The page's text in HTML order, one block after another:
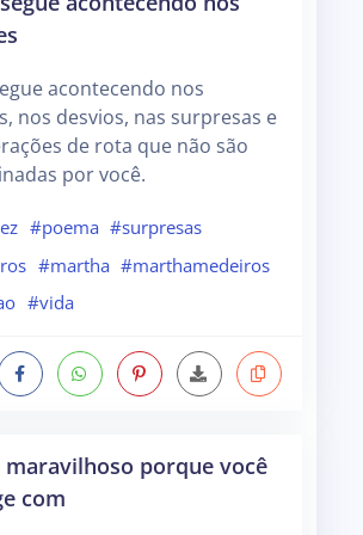
acontecendo nos
nos desvios, nas surpresas e
de rota que não são
por você.
#poema #surpresas
#martha #marthamedeiros
#vida
maravilhoso porque você
com